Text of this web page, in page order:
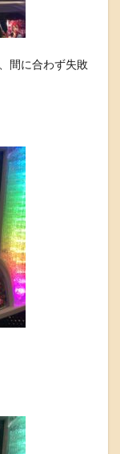
間に合わず失敗